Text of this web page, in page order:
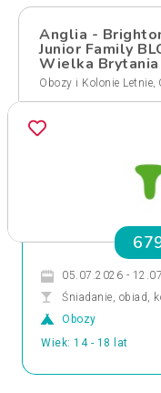
Anglia -
Junior Family
Wielka Brytania
Obozy i Kolonie Letnie,
05.07.2026 -
Śniadanie, obiad,
Obozy
Wiek: 14 - 18 lat